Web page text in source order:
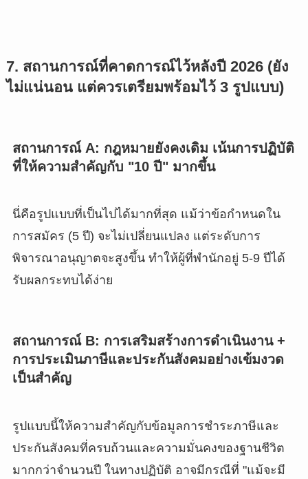
7. สถานการณ์ที่คาดการณ์ไว้หลังปี 2026 (ยัง
ไม่แน่นอน แต่ควรเตรียมพร้อมไว้ 3 รูปแบบ)
สถานการณ์ A: กฎหมายยังคงเดิม เน้นการปฏิบัติ
ที่ให้ความสำคัญกับ "10 ปี" มากขึ้น
นี่คือรูปแบบที่เป็นไปได้มากที่สุด แม้ว่าข้อกำหนดใน
การสมัคร (5 ปี) จะไม่เปลี่ยนแปลง แต่ระดับการ
พิจารณาอนุญาตจะสูงขึ้น ทำให้ผู้ที่พำนักอยู่ 5-9 ปีได้
รับผลกระทบได้ง่าย
สถานการณ์ B: การเสริมสร้างการดำเนินงาน +
การประเมินภาษีและประกันสังคมอย่างเข้มงวด
เป็นสำคัญ
รูปแบบนี้ให้ความสำคัญกับข้อมูลการชำระภาษีและ
ประกันสังคมที่ครบถ้วนและความมั่นคงของฐานชีวิต
มากกว่าจำนวนปี ในทางปฏิบัติ อาจมีกรณีที่ "แม้จะมี